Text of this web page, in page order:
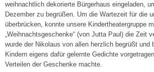
weihnachtlich dekorierte Bürgerhaus eingeladen,
Dezember zu begrüßen. Um die Wartezeit für die
überbrücken, konnte unsere Kindertheatergruppe
„Weihnachtsgeschenke“ (von Jutta Paul) die Zeit
wurde der Nikolaus von allen herzlich begrüßt und
Kindern eigens dafür gelernte Gedichte
Verteilen der Geschenke machte.